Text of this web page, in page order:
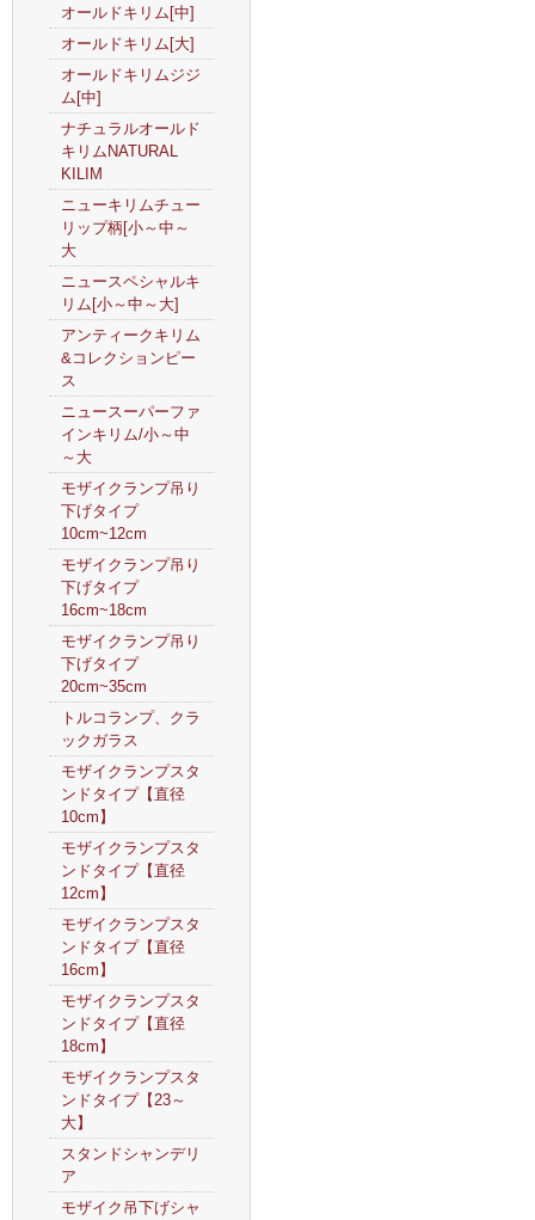
オールドキリム[中]
オールドキリム[大]
オールドキリムジジ
ム[中]
ナチュラルオールド
キリムNATURAL
KILIM
ニューキリムチュー
リップ柄[小～中～
大
ニュースペシャルキ
リム[小～中～大]
アンティークキリム
&コレクションピー
ス
ニュースーパーファ
インキリム/小～中
～大
モザイクランプ吊り
下げタイプ
10cm~12cm
モザイクランプ吊り
下げタイプ
16cm~18cm
モザイクランプ吊り
下げタイプ
20cm~35cm
トルコランプ、クラ
ックガラス
モザイクランプスタ
ンドタイプ【直径
10cm】
モザイクランプスタ
ンドタイプ【直径
12cm】
モザイクランプスタ
ンドタイプ【直径
16cm】
モザイクランプスタ
ンドタイプ【直径
18cm】
モザイクランプスタ
ンドタイプ【23～
大】
スタンドシャンデリ
ア
モザイク吊下げシャ